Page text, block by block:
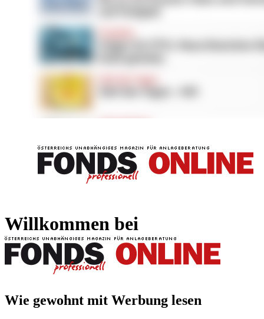
Willkommen bei
Wie gewohnt mit Werbung lesen